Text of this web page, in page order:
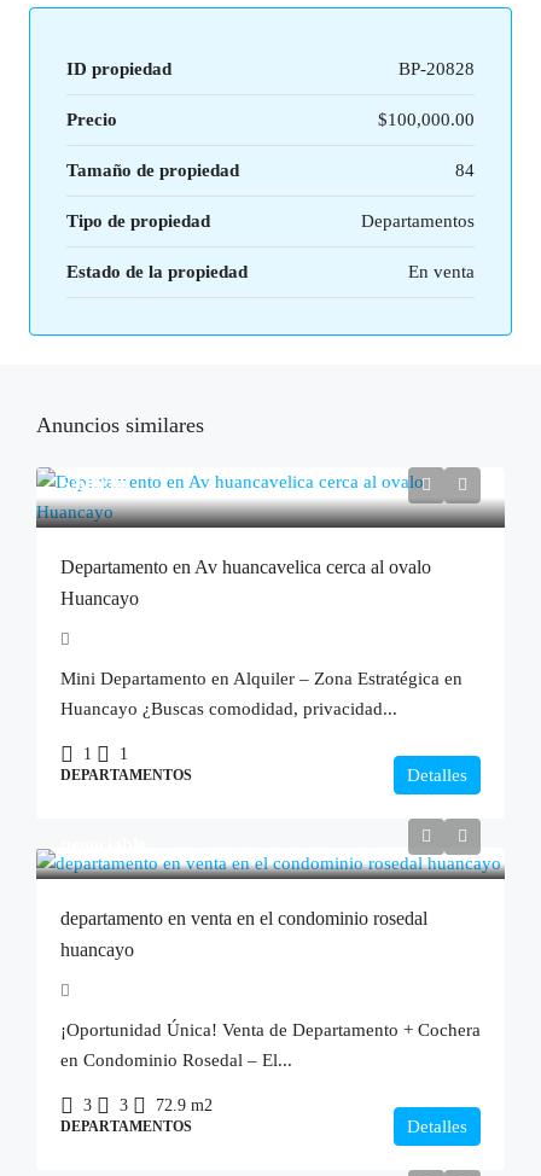
ID propiedad BP-20828
Precio $100,000.00
Tamaño de propiedad 84
Tipo de propiedad Departamentos
Estado de la propiedad En venta
Anuncios similares
S/600.00
Departamento en Av huancavelica cerca al ovalo
Huancayo
Mini Departamento en Alquiler – Zona Estratégica en
Huancayo ¿Buscas comodidad, privacidad...
1 1
DEPARTAMENTOS Detalles
departamento en venta en el condominio rosedal
huancayo
¡Oportunidad Única! Venta de Departamento + Cochera
en Condominio Rosedal – El...
3 3 72.9 m2
DEPARTAMENTOS Detalles